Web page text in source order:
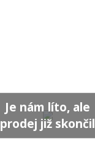
Je nám líto, ale
prodej již skončil